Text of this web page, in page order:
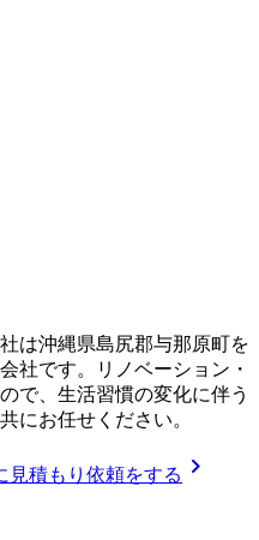
は沖縄県島尻郡与那原町を
社です。リノベーション・
で、生活習慣の変化に伴う
にお任せください。
見積もり依頼をする chevron_right